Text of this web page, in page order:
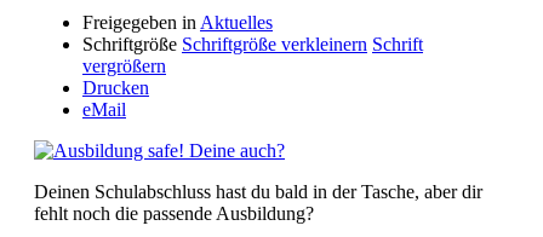
Freigegeben in Aktuelles
Schriftgröße Schriftgröße verkleinern Schrift
vergrößern
Drucken
eMail
Deinen Schulabschluss hast du bald in der Tasche, aber dir
fehlt noch die passende Ausbildung?